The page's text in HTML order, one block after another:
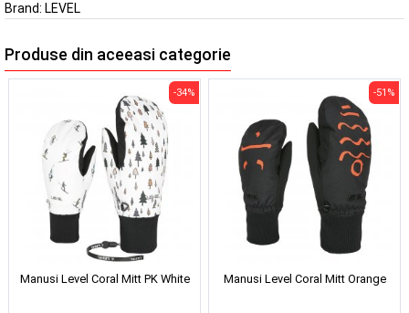
Brand: LEVEL
Produse din aceeasi categorie
Manusi Level Coral Mitt PK White
-34%
Manusi Level Coral Mitt Orange
-51%